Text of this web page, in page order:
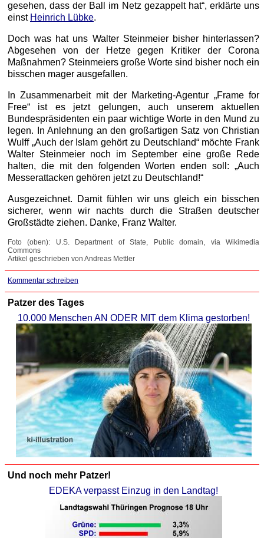
gesehen, dass der Ball im Netz gezappelt hat“, erklärte uns
einst Heinrich Lübke.
Doch was hat uns Walter Steinmeier bisher hinterlassen?
Abgesehen von der Hetze gegen Kritiker der Corona
Maßnahmen? Steinmeiers große Worte sind bisher noch ein
bisschen mager ausgefallen.
In Zusammenarbeit mit der Marketing-Agentur „Frame for
Free“ ist es jetzt gelungen, auch unserem aktuellen
Bundespräsidenten ein paar wichtige Worte in den Mund zu
legen. In Anlehnung an den großartigen Satz von Christian
Wulff „Auch der Islam gehört zu Deutschland“ möchte Frank
Walter Steinmeier noch im September eine große Rede
halten, die mit den folgenden Worten enden soll: „Auch
Messerattacken gehören jetzt zu Deutschland!“
Ausgezeichnet. Damit fühlen wir uns gleich ein bisschen
sicherer, wenn wir nachts durch die Straßen deutscher
Großstädte ziehen. Danke, Franz Walter.
Foto (oben): U.S. Department of State, Public domain, via Wikimedia
Commons
Artikel geschrieben von Andreas Mettler
Kommentar schreiben
Patzer des Tages
10.000 Menschen AN ODER MIT dem Klima gestorben!
Und noch mehr Patzer!
EDEKA verpasst Einzug in den Landtag!